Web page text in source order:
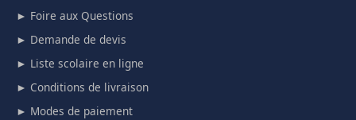
► Foire aux Questions
► Demande de devis
► Liste scolaire en ligne
► Conditions de livraison
► Modes de paiement